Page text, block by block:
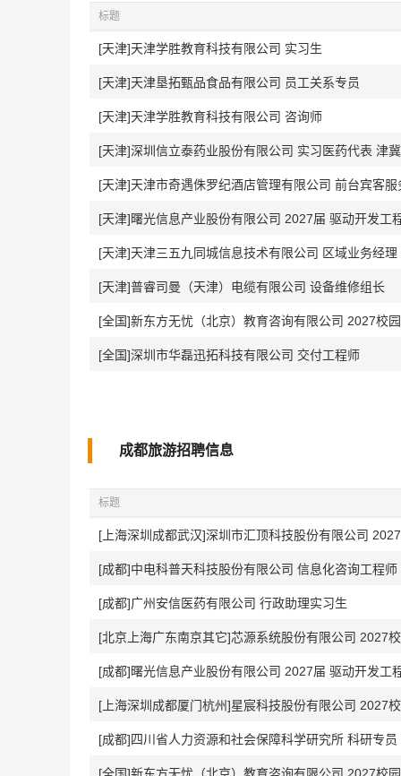
标题
[天津]天津学胜教育科技有限公司 实习生
[天津]天津垦拓甄品食品有限公司 员工关系专员
[天津]天津学胜教育科技有限公司 咨询师
[天津]深圳信立泰药业股份有限公司 实习医药代表 津
[天津]天津市奇遇侏罗纪酒店管理有限公司 前台宾客服
[天津]曙光信息产业股份有限公司 2027届 驱动开发工
[天津]天津三五九同城信息技术有限公司 区域业务经理
[天津]普睿司曼（天津）电缆有限公司 设备维修组长
[全国]新东方无忧（北京）教育咨询有限公司 2027校
[全国]深圳市华磊迅拓科技有限公司 交付工程师
成都旅游招聘信息
标题
[上海深圳成都武汉]深圳市汇顶科技股份有限公司
[成都]中电科普天科技股份有限公司 信息化咨询工程师
[成都]广州安信医药有限公司 行政助理实习生
[北京上海广东南京其它]芯源系统股份有限公司 2027
[成都]曙光信息产业股份有限公司 2027届 驱动开发工
[上海深圳成都厦门杭州]星宸科技股份有限公司 2027
[成都]四川省人力资源和社会保障科学研究所 科研专员